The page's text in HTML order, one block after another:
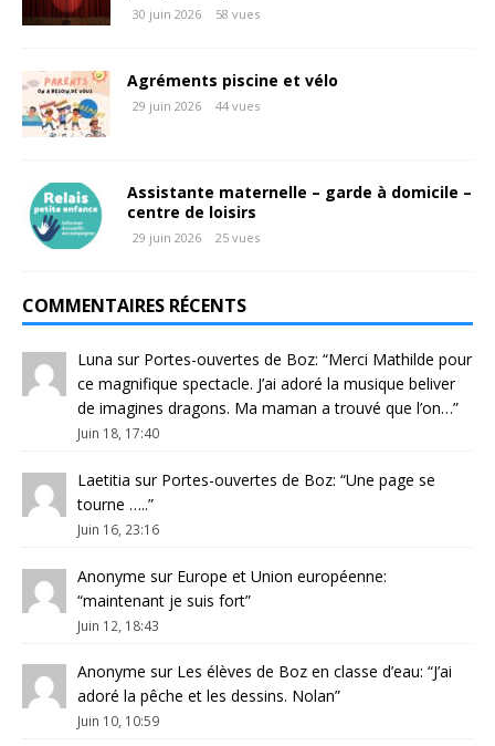
30 juin 2026 58 vues
Agréments piscine et vélo
29 juin 2026 44 vues
Assistante maternelle – garde à domicile –
centre de loisirs
29 juin 2026 25 vues
COMMENTAIRES RÉCENTS
Luna sur Portes-ouvertes de Boz: “Merci Mathilde pour
ce magnifique spectacle. J’ai adoré la musique beliver
de imagines dragons. Ma maman a trouvé que l’on…”
Juin 18, 17:40
Laetitia sur Portes-ouvertes de Boz: “Une page se
tourne …..”
Juin 16, 23:16
Anonyme sur Europe et Union européenne:
“maintenant je suis fort”
Juin 12, 18:43
Anonyme sur Les élèves de Boz en classe d’eau: “J’ai
adoré la pêche et les dessins. Nolan”
Juin 10, 10:59